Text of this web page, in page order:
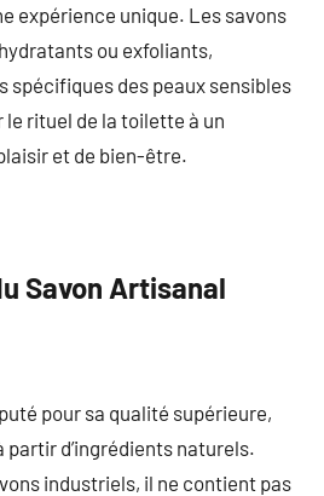
expérience unique. Les savons
ou exfoliants,
spécifiques des peaux sensibles
le rituel de la toilette à un
et de bien-être.
Savon Artisanal
pour sa qualité supérieure,
d’ingrédients naturels.
industriels, il ne contient pas